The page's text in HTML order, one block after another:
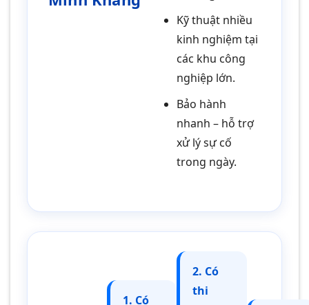
Kỹ thuật nhiều
kinh nghiệm tại
các khu công
nghiệp lớn.
Bảo hành
nhanh – hỗ trợ
xử lý sự cố
trong ngày.
1. Có
2. Có
thi